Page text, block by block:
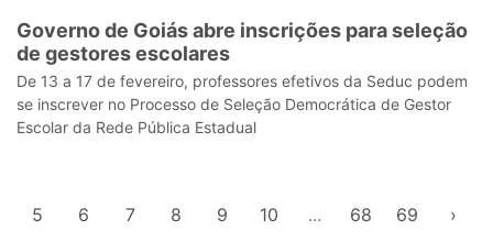
Governo de Goiás abre inscrições para seleção
de gestores escolares
De 13 a 17 de fevereiro, professores efetivos da Seduc podem
se inscrever no Processo de Seleção Democrática de Gestor
Escolar da Rede Pública Estadual
5 6 7 8 9 10 ... 68 69 ›